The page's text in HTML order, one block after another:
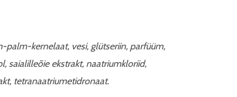
kernelaat, vesi, glütseriin, parfüüm,
saialilleõie ekstrakt, naatriumkloriid,
tetranaatriumetidronaat.